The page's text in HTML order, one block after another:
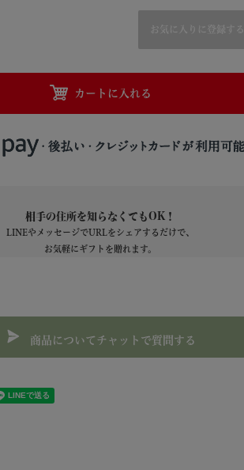
お気に入りに登録する
カートに入れる
相手の住所を知らなくてもOK！
LINEやメッセージでURLをシェアするだけで、
お気軽にギフトを贈れます。
商品についてチャットで質問する